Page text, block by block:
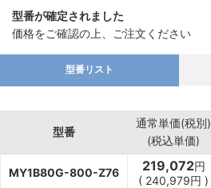
型番が確定されました
価格をご確認の上、ご注文ください
型番リスト
型番
通常単価(税別)
(税込単価)
MY1B80G-800-Z76 219,072円
( 240,979円 )